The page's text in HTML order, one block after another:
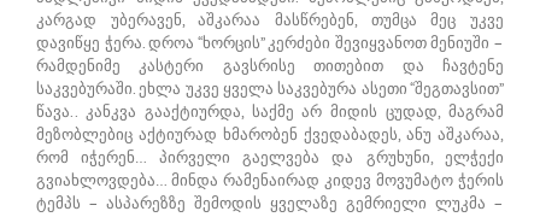
კარგად უბერავენ, აშკარაა მასწრებენ, თუმცა მეც უკვე
დავიწყე ჭერა. დროა “ხორცის” კერძები შევიყვანოთ მენიუში –
რამდენიმე კასტერი გავსრისე თითებით და ჩავტენე
საკვებურაში. ეხლა უკვე ყველა საკვებურა ასეთი “შეგთავსით”
წავა.. კანკვა გააქტიურდა, საქმე არ მიდის ცუდად, მაგრამ
მეზობლებიც აქტიურად ხმარობენ ქვედაბადეს, ანუ აშკარაა,
რომ იჭერენ… პირველი გაელვება და გრუხუნი, ელჭექი
გვიახლოვდება… მინდა რამენაირად კიდევ მოვუმატო ჭერის
ტემპს – ასპარეზზე შემოდის ყველაზე გემრიელი ლუკმა –